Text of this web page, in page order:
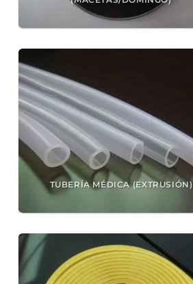
TUBERÍA MÉDICA (EXTRUSIÓN)